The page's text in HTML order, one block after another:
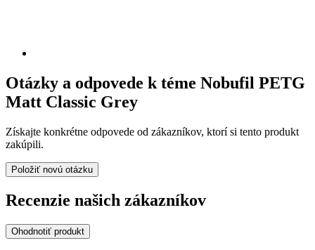
Otázky a odpovede k téme Nobufil PETG
Matt Classic Grey
Získajte konkrétne odpovede od zákazníkov, ktorí si tento produkt
zakúpili.
Položiť novú otázku
Recenzie našich zákazníkov
Ohodnotiť produkt